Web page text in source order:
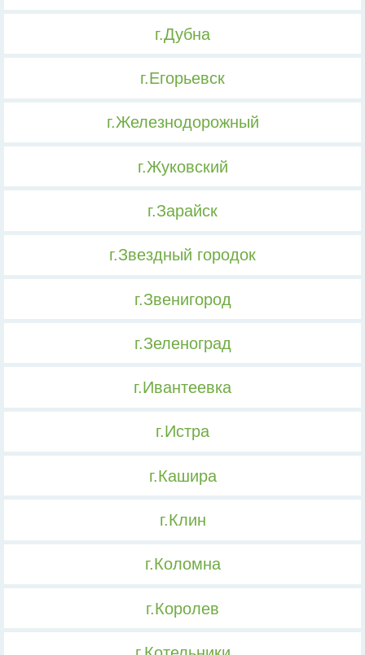
г.Дубна
г.Егорьевск
г.Железнодорожный
г.Жуковский
г.Зарайск
г.Звездный городок
г.Звенигород
г.Зеленоград
г.Ивантеевка
г.Истра
г.Кашира
г.Клин
г.Коломна
г.Королев